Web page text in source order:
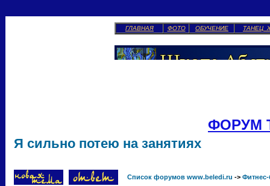
ГЛАВНАЯ ФОТО ОБУЧЕНИЕ ТАНЕЦ
ФОРУМ
Я сильно потею на занятиях
Список форумов www.beledi.ru ->